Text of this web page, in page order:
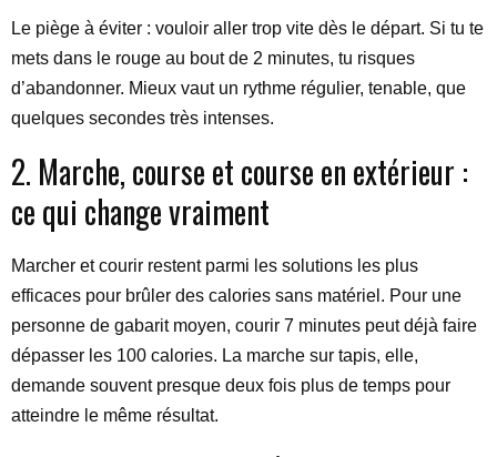
Le piège à éviter : vouloir aller trop vite dès le départ. Si tu te
mets dans le rouge au bout de 2 minutes, tu risques
d’abandonner. Mieux vaut un rythme régulier, tenable, que
quelques secondes très intenses.
2. Marche, course et course en extérieur :
ce qui change vraiment
Marcher et courir restent parmi les solutions les plus
efficaces pour brûler des calories sans matériel. Pour une
personne de gabarit moyen, courir 7 minutes peut déjà faire
dépasser les 100 calories. La marche sur tapis, elle,
demande souvent presque deux fois plus de temps pour
atteindre le même résultat.